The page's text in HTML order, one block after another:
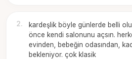
2.
kardeşlik böyle günlerde belli
önce kendi salonunu açsın.
evinden, bebeğin odasından,
bekleniyor. çok klasik